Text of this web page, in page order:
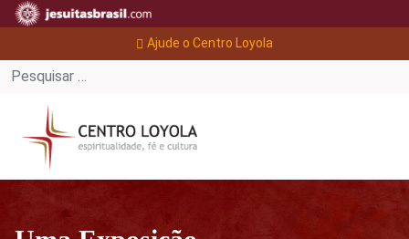
Ajude o Centro Loyola